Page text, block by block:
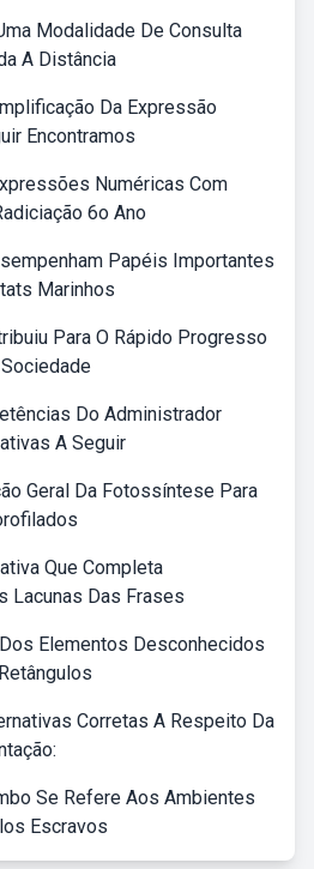
Modalidade De Consulta
A Distância
Da Expressão
Encontramos
Numéricas Com
6o Ano
Papéis Importantes
Marinhos
Para O Rápido Progresso
Do Administrador
A Seguir
Geral Da Fotossíntese Para
Que Completa
Lacunas Das Frases
Elementos Desconhecidos
Corretas A Respeito Da
Se Refere Aos Ambientes
Escravos